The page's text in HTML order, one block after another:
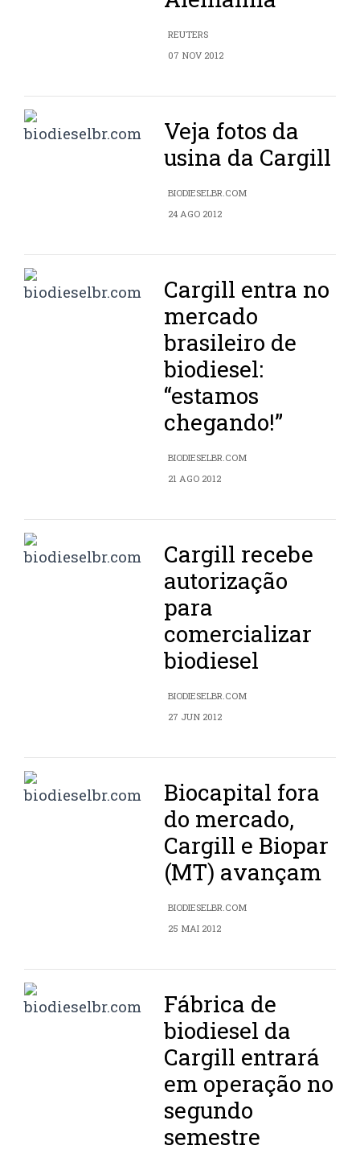
REUTERS
07 NOV 2012
Veja fotos da
usina da Cargill
BIODIESELBR.COM
24 AGO 2012
Cargill entra no
mercado
brasileiro de
biodiesel:
“estamos
chegando!”
BIODIESELBR.COM
21 AGO 2012
Cargill recebe
autorização
para
comercializar
biodiesel
BIODIESELBR.COM
27 JUN 2012
Biocapital fora
do mercado,
Cargill e Biopar
(MT) avançam
BIODIESELBR.COM
25 MAI 2012
Fábrica de
biodiesel da
Cargill entrará
em operação no
segundo
semestre